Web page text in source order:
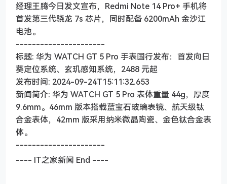
经理王腾今日发文宣布，Redmi Note 14 Pro+ 手机将
首发第三代骁龙 7s 芯片，同时配备 6200mAh 金沙江
电池。
----------------------
标题: 华为 WATCH GT 5 Pro 手表国行发布：首发向日
葵定位系统、玄玑感知系统，2488 元起
发布时间: 2024-09-24T15:11:32.653
新闻简介: 华为 WATCH GT 5 Pro 表体重量 44g，厚度
9.6mm。46mm 版本搭载蓝宝石玻璃表镜、航天级钛
合金表体，42mm 版采用纳米微晶陶瓷、金色钛合金表
体。
----------------------
---- IT之家新闻 End ----